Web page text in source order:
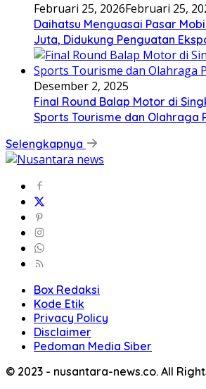
Februari 25, 2026Februari 25,
Daihatsu Menguasai Pasar
Juta, Didukung Penguatan
Desember 2, 2025
Final Round Balap Motor di
Sports Tourisme dan Olahraga
Selengkapnya
Box Redaksi
Kode Etik
Privacy Policy
Disclaimer
Pedoman Media Siber
© 2023 - nusantara-news.co. All